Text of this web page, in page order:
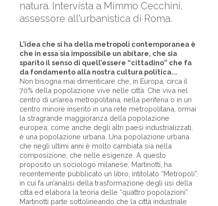
natura. Intervista a Mimmo Cecchini,
assessore all'urbanistica di Roma.
L’idea che si ha della metropoli contemporanea è
che in essa sia impossibile un abitare, che sia
sparito il senso di quell’essere “cittadino” che fa
da fondamento alla nostra cultura politica...
Non bisogna mai dimenticare che, in Europa, circa il
70% della popolazione vive nelle città. Che viva nel
centro di un’area metropolitana, nella periferia o in un
centro minore inserito in una rete metropolitana, ormai
la stragrande maggioranza della popolazione
europea, come anche degli altri paesi industrializzati,
è una popolazione urbana. Una popolazione urbana
che negli ultimi anni è molto cambiata sia nella
composizione, che nelle esigenze. A questo
proposito un sociologo milanese, Martinotti, ha
recentemente pubblicato un libro, intitolato “Metropoli”,
in cui fa un’analisi della trasformazione degli usi della
città ed elabora la teoria delle “quattro popolazioni”.
Martinotti parte sottolineando che la città industriale